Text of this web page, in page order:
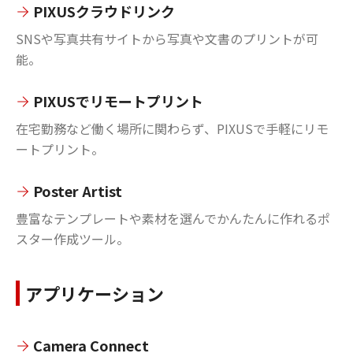
PIXUSクラウドリンク
SNSや写真共有サイトから写真や文書のプリントが可
能。
PIXUSでリモートプリント
在宅勤務など働く場所に関わらず、PIXUSで手軽にリモ
ートプリント。
Poster Artist
豊富なテンプレートや素材を選んでかんたんに作れるポ
スター作成ツール。
アプリケーション
Camera Connect